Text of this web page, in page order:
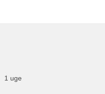
1 uge